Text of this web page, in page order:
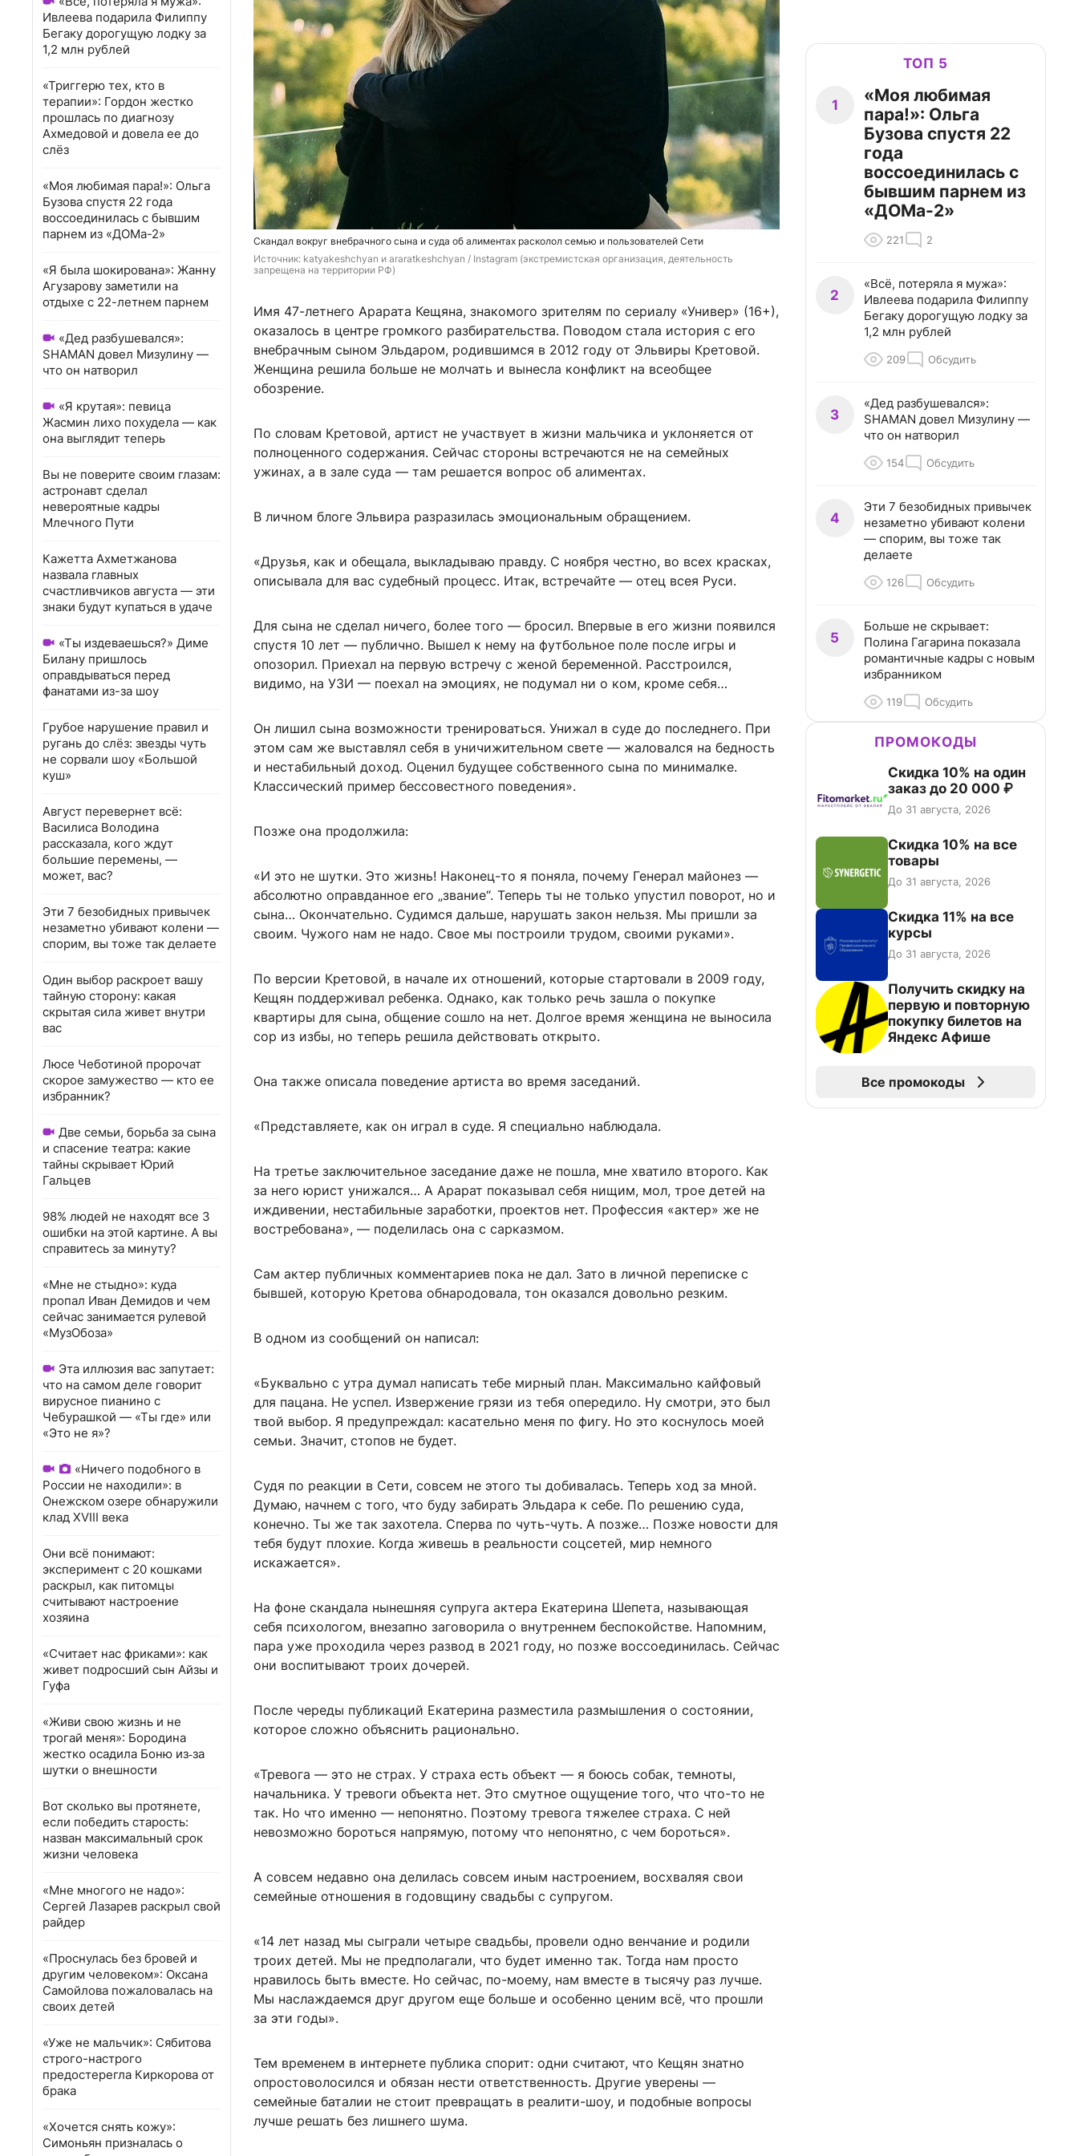
Ивлеева подарила Филиппу
Бегаку дорогущую лодку за
1,2 млн рублей
«Триггерю тех, кто в
терапии»: Гордон жестко
прошлась по диагнозу
Ахмедовой и довела ее до
слёз
«Моя любимая пара!»: Ольга
Бузова спустя 22 года
воссоединилась с бывшим
парнем из «ДОМа-2»
«Я была шокирована»: Жанну
Агузарову заметили на
отдыхе с 22-летнем парнем
«Дед разбушевался»:
SHAMAN довел Мизулину —
что он натворил
«Я крутая»: певица
Жасмин лихо похудела — как
она выглядит теперь
Вы не поверите своим глазам:
астронавт сделал
невероятные кадры
Млечного Пути
Кажетта Ахметжанова
назвала главных
счастливчиков августа — эти
знаки будут купаться в удаче
«Ты издеваешься?» Диме
Билану пришлось
оправдываться перед
фанатами из-за шоу
Грубое нарушение правил и
ругань до слёз: звезды чуть
не сорвали шоу «Большой
куш»
Август перевернет всё:
Василиса Володина
рассказала, кого ждут
большие перемены, —
может, вас?
Эти 7 безобидных привычек
незаметно убивают колени —
спорим, вы тоже так делаете
Один выбор раскроет вашу
тайную сторону: какая
скрытая сила живет внутри
вас
Люсе Чеботиной пророчат
скорое замужество — кто ее
избранник?
Две семьи, борьба за сына
и спасение театра: какие
тайны скрывает Юрий
Гальцев
98% людей не находят все 3
ошибки на этой картине. А вы
справитесь за минуту?
«Мне не стыдно»: куда
пропал Иван Демидов и чем
сейчас занимается рулевой
«МузОбоза»
Эта иллюзия вас запутает:
что на самом деле говорит
вирусное пианино с
Чебурашкой — «Ты где» или
«Это не я»?
«Ничего подобного в
России не находили»: в
Онежском озере обнаружили
клад XVIII века
Они всё понимают:
эксперимент с 20 кошками
раскрыл, как питомцы
считывают настроение
хозяина
«Считает нас фриками»: как
живет подросший сын Айзы и
Гуфа
«Живи свою жизнь и не
трогай меня»: Бородина
жестко осадила Боню из‑за
шутки о внешности
Вот сколько вы протянете,
если победить старость:
назван максимальный срок
жизни человека
«Мне многого не надо»:
Сергей Лазарев раскрыл свой
райдер
«Проснулась без бровей и
другим человеком»: Оксана
Самойлова пожаловалась на
своих детей
«Уже не мальчик»: Сябитова
строго-настрого
предостерегла Киркорова от
брака
«Хочется снять кожу»:
Симоньян призналась о
Скандал вокруг внебрачного сына и суда об алиментах расколол семью и пользователей Сети
Источник: katyakeshchyan и araratkeshchyan / Instagram (экстремистская организация, деятельность
запрещена на территории РФ)
Имя 47-летнего Арарата Кещяна, знакомого зрителям по сериалу «Универ» (16+),
оказалось в центре громкого разбирательства. Поводом стала история с его
внебрачным сыном Эльдаром, родившимся в 2012 году от Эльвиры Кретовой.
Женщина решила больше не молчать и вынесла конфликт на всеобщее
обозрение.
По словам Кретовой, артист не участвует в жизни мальчика и уклоняется от
полноценного содержания. Сейчас стороны встречаются не на семейных
ужинах, а в зале суда — там решается вопрос об алиментах.
В личном блоге Эльвира разразилась эмоциональным обращением.
«Друзья, как и обещала, выкладываю правду. С ноября честно, во всех красках,
описывала для вас судебный процесс. Итак, встречайте — отец всея Руси.
Для сына не сделал ничего, более того — бросил. Впервые в его жизни появился
спустя 10 лет — публично. Вышел к нему на футбольное поле после игры и
опозорил. Приехал на первую встречу с женой беременной. Расстроился,
видимо, на УЗИ — поехал на эмоциях, не подумал ни о ком, кроме себя…
Он лишил сына возможности тренироваться. Унижал в суде до последнего. При
этом сам же выставлял себя в уничижительном свете — жаловался на бедность
и нестабильный доход. Оценил будущее собственного сына по минималке.
Классический пример бессовестного поведения».
Позже она продолжила:
«И это не шутки. Это жизнь! Наконец-то я поняла, почему Генерал майонез —
абсолютно оправданное его „звание“. Теперь ты не только упустил поворот, но и
сына… Окончательно. Судимся дальше, нарушать закон нельзя. Мы пришли за
своим. Чужого нам не надо. Свое мы построили трудом, своими руками».
По версии Кретовой, в начале их отношений, которые стартовали в 2009 году,
Кещян поддерживал ребенка. Однако, как только речь зашла о покупке
квартиры для сына, общение сошло на нет. Долгое время женщина не выносила
сор из избы, но теперь решила действовать открыто.
Она также описала поведение артиста во время заседаний.
«Представляете, как он играл в суде. Я специально наблюдала.
На третье заключительное заседание даже не пошла, мне хватило второго. Как
за него юрист унижался… А Арарат показывал себя нищим, мол, трое детей на
иждивении, нестабильные заработки, проектов нет. Профессия «актер» же не
востребована», — поделилась она с сарказмом.
Сам актер публичных комментариев пока не дал. Зато в личной переписке с
бывшей, которую Кретова обнародовала, тон оказался довольно резким.
В одном из сообщений он написал:
«Буквально с утра думал написать тебе мирный план. Максимально кайфовый
для пацана. Не успел. Извержение грязи из тебя опередило. Ну смотри, это был
твой выбор. Я предупреждал: касательно меня по фигу. Но это коснулось моей
семьи. Значит, стопов не будет.
Судя по реакции в Сети, совсем не этого ты добивалась. Теперь ход за мной.
Думаю, начнем с того, что буду забирать Эльдара к себе. По решению суда,
конечно. Ты же так захотела. Сперва по чуть-чуть. А позже… Позже новости для
тебя будут плохие. Когда живешь в реальности соцсетей, мир немного
искажается».
На фоне скандала нынешняя супруга актера Екатерина Шепета, называющая
себя психологом, внезапно заговорила о внутреннем беспокойстве. Напомним,
пара уже проходила через развод в 2021 году, но позже воссоединилась. Сейчас
они воспитывают троих дочерей.
После череды публикаций Екатерина разместила размышления о состоянии,
которое сложно объяснить рационально.
«Тревога — это не страх. У страха есть объект — я боюсь собак, темноты,
начальника. У тревоги объекта нет. Это смутное ощущение того, что что-то не
так. Но что именно — непонятно. Поэтому тревога тяжелее страха. С ней
невозможно бороться напрямую, потому что непонятно, с чем бороться».
А совсем недавно она делилась совсем иным настроением, восхваляя свои
семейные отношения в годовщину свадьбы с супругом.
«14 лет назад мы сыграли четыре свадьбы, провели одно венчание и родили
троих детей. Мы не предполагали, что будет именно так. Тогда нам просто
нравилось быть вместе. Но сейчас, по-моему, нам вместе в тысячу раз лучше.
Мы наслаждаемся друг другом еще больше и особенно ценим всё, что прошли
за эти годы».
Тем временем в интернете публика спорит: одни считают, что Кещян знатно
опростоволосился и обязан нести ответственность. Другие уверены —
семейные баталии не стоит превращать в реалити-шоу, и подобные вопросы
лучше решать без лишнего шума.
ТОП 5
1
«Моя любимая
пара!»: Ольга
Бузова спустя 22
года
воссоединилась с
бывшим парнем из
«ДОМа-2»
221 2
2
«Всё, потеряла я мужа»:
Ивлеева подарила Филиппу
Бегаку дорогущую лодку за
1,2 млн рублей
209 Обсудить
3
«Дед разбушевался»:
SHAMAN довел Мизулину —
что он натворил
154 Обсудить
4
Эти 7 безобидных привычек
незаметно убивают колени
— спорим, вы тоже так
делаете
126 Обсудить
5
Больше не скрывает:
Полина Гагарина показала
романтичные кадры с новым
избранником
119 Обсудить
ПРОМОКОДЫ
Скидка 10% на один
заказ до 20 000 ₽
До 31 августа, 2026
Скидка 10% на все
товары
До 31 августа, 2026
Скидка 11% на все
курсы
До 31 августа, 2026
Получить скидку на
первую и повторную
покупку билетов на
Яндекс Афише
Все промокоды